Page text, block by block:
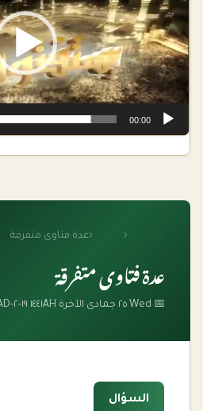
‹
‹عدة فتاوى متفرقة
عدة فتاوى متفرقة
📅 Wed ٢٥ جمادى الآخرة ١٤٤١AH ١٩-٢-٢٠٢٠AD
السؤال
00:00